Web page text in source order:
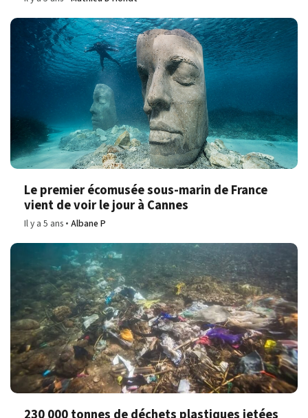
Le premier écomusée sous-marin de France
vient de voir le jour à Cannes
Il y a 5 ans Albane P